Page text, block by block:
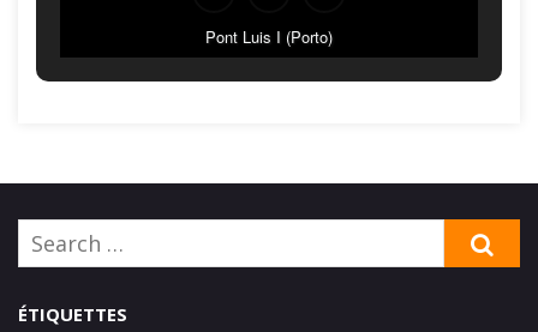
Pont Luis I (Porto)
Search
for:
ÉTIQUETTES